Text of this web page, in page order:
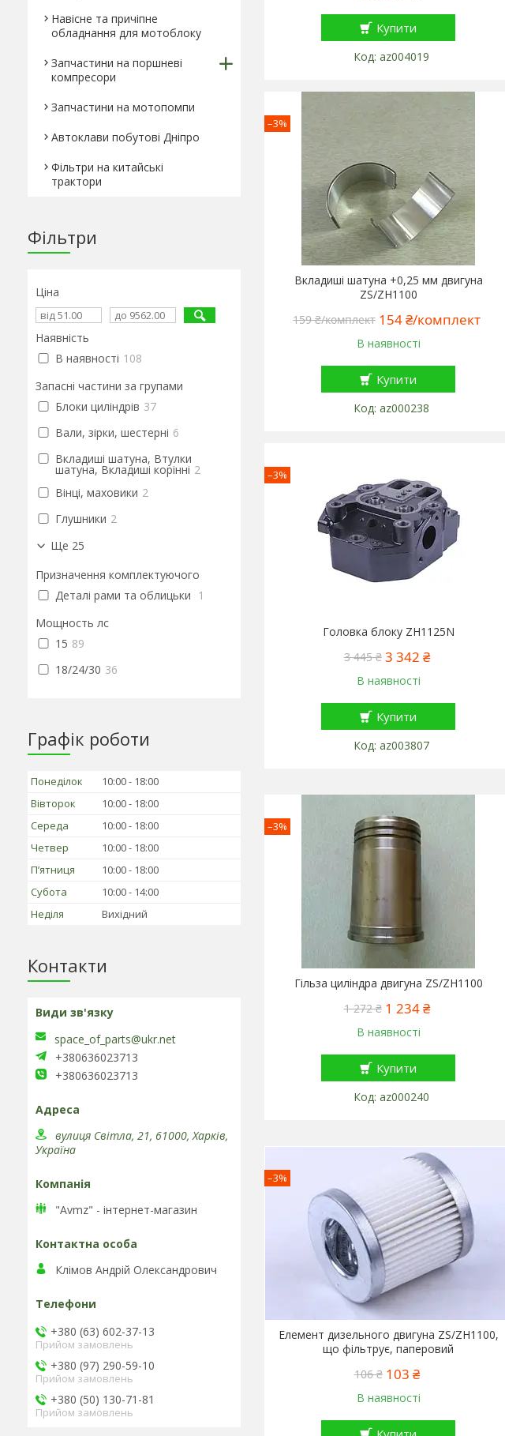
Купити
az004019
–3%
Вкладиші шатуна +0,25 мм двигуна
ZS/ZH1100
159 ₴/комплект 154 ₴/комплект
В наявності
Купити
az000238
–3%
Головка блоку ZH1125N
3 445 ₴ 3 342 ₴
В наявності
Купити
az003807
–3%
Гільза циліндра двигуна ZS/ZH1100
1 272 ₴ 1 234 ₴
В наявності
Купити
az000240
–3%
Елемент дизельного двигуна ZS/ZH1100,
що фільтрує, паперовий
106 ₴ 103 ₴
В наявності
Навісне та причіпне
обладнання для мотоблоку
Запчастини на поршневі
компресори
Запчастини на мотопомпи
Автоклави побутові Дніпро
Фільтри на китайські
трактори
Фільтри
Ціна
Наявність
В наявності 108
Запасні частини за групами
Блоки циліндрів 37
Вали, зірки, шестерні 6
Вкладиші шатуна, Втулки
шатуна, Вкладиші корінні 2
Вінці, маховики 2
Глушники 2
Ще 25
Призначення комплектуючого
Деталі рами та облицьки 1
Мощность лс
15 89
18/24/30 36
Графік роботи
Понеділок 10:00
18:00
Вівторок
10:00
18:00
Середа
10:00
18:00
Четвер
10:00
18:00
Пʼятниця
10:00
18:00
Субота
10:00
14:00
Неділя
Вихідний
Контакти
space_of_parts@ukr.net
+380636023713
+380636023713
вулиця Світла, 21, 61000, Харків,
Україна
"Avmz" - інтернет-магазин
Клімов Андрій Олександрович
+380 (63) 602-37-13
Прийом замовлень
+380 (97) 290-59-10
Прийом замовлень
+380 (50) 130-71-81
Прийом замовлень